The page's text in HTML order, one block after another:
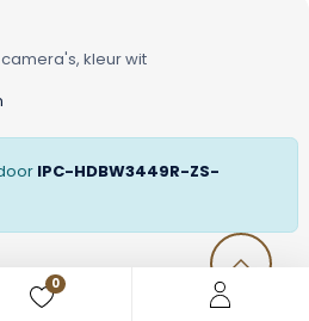
0
kleur wit
IPC-HDBW3449R-ZS-